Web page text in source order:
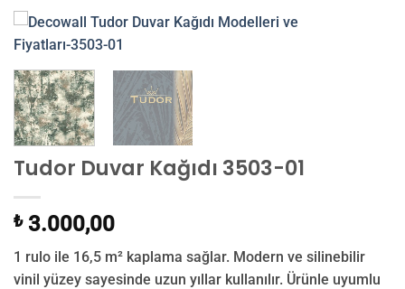
Tudor Duvar Kağıdı 3503-01
₺3.000,00
1 rulo ile 16,5 m² kaplama sağlar. Modern ve silinebilir
vinil yüzey sayesinde uzun yıllar kullanılır. Ürünle uyumlu